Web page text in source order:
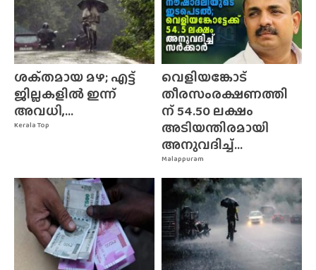
Kerala Top
ശക്‌തമായ മഴ; എട്ട്
ജില്ലകളിൽ ഇന്ന്
അവധി,...
Malappuram
വെളിയങ്കോട്
തീരസംരക്ഷണത്തി
ന് 54.50 ലക്ഷം
അടിയന്തിരമായി
അനുവദിച്ച്...